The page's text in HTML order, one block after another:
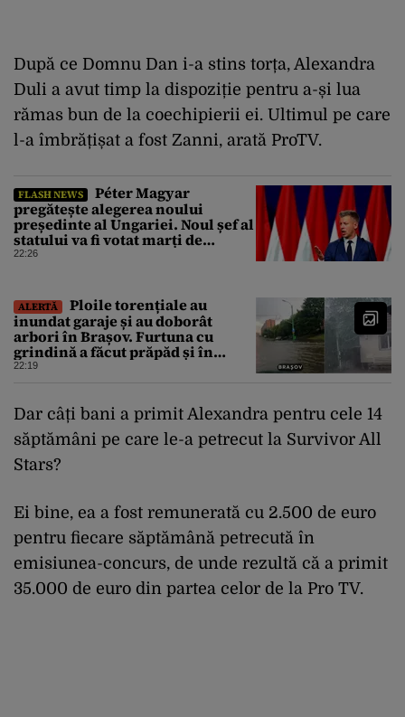
După ce Domnu Dan i-a stins torța, Alexandra
Duli a avut timp la dispoziție pentru a-și lua
rămas bun de la coechipierii ei. Ultimul pe care
l-a îmbrățișat a fost Zanni, arată ProTV.
FLASH NEWS
Péter Magyar
pregătește alegerea noului
președinte al Ungariei. Noul șef al
statului va fi votat marți de
Parlament
22:26
ALERTĂ
Ploile torențiale au
inundat garaje și au doborât
arbori în Brașov. Furtuna cu
grindină a făcut prăpăd și în
Bihor
22:19
Dar câți bani a primit Alexandra pentru cele 14
săptămâni pe care le-a petrecut la Survivor All
Stars?
Ei bine, ea a fost remunerată cu 2.500 de euro
pentru fiecare săptămână petrecută în
emisiunea-concurs, de unde rezultă că a primit
35.000 de euro din partea celor de la Pro TV.